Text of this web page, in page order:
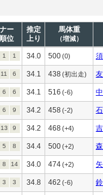
ー
位
推定
上り
馬体重
（増減）
1 1 34.0 500(0)
11 6 34.1 438 (初出走)
6 6 34.1 516 (-6)
6 9 34.2 458 (-2)
13 9 34.2 468(+4)
5 8 34.4 500(+2)
8 14 34.0 474(+2)
3 3 34.8 462 (-6)